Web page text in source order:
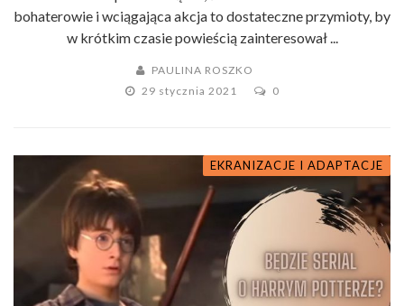
bohaterowie i wciągająca akcja to dostateczne przymioty, by
w krótkim czasie powieścią zainteresował ...
PAULINA ROSZKO
29 stycznia 2021
0
EKRANIZACJE I ADAPTACJE